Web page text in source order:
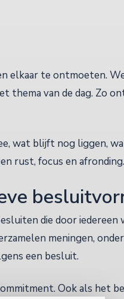
elkaar te ontmoeten.
thema van de dag. Zo
wat blijft nog liggen,
rust, focus en afronding.
die door iedereen
meningen,
een besluit.
Ook als het